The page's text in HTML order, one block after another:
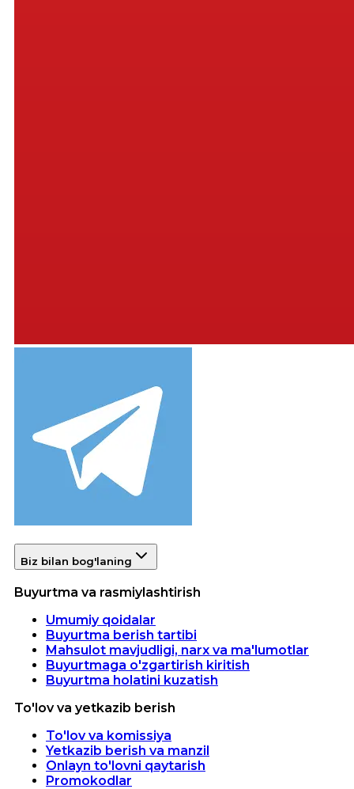
Biz bilan bog'laning
Buyurtma va rasmiylashtirish
Umumiy qoidalar
Buyurtma berish tartibi
Mahsulot mavjudligi, narx va ma'lumotlar
Buyurtmaga o'zgartirish kiritish
Buyurtma holatini kuzatish
To'lov va yetkazib berish
To'lov va komissiya
Yetkazib berish va manzil
Onlayn to'lovni qaytarish
Promokodlar